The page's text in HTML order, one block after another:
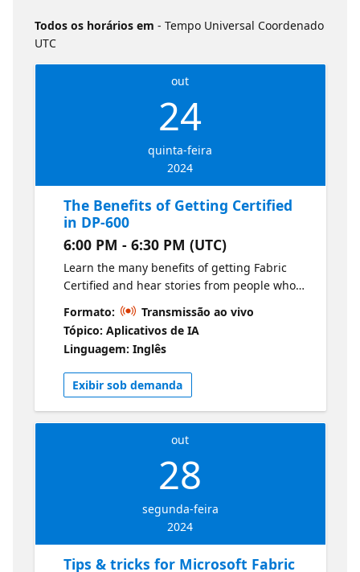
Todos os horários em - Tempo Universal Coordenado
UTC
out
24
quinta-feira
2024
The Benefits of Getting Certified
in DP-600
6:00 PM - 6:30 PM (UTC)
Learn the many benefits of getting Fabric
Certified and hear stories from people who
have shifted their career through their
Fabric Certification.
Formato:
Transmissão ao vivo
Tópico: Aplicativos de IA
Linguagem: Inglês
Exibir sob demanda
out
28
segunda-feira
2024
Tips & tricks for Microsoft Fabric